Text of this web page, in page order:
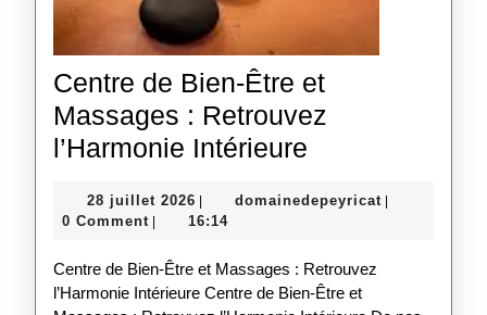
Centre de Bien-Être et
Massages : Retrouvez
l’Harmonie Intérieure
Bien-
et
28 juillet 2026 28
juillet
| domainedepeyricat |
0 Comment | 16:14
Centre de Bien-Être et Massages : Retrouvez
l’Harmonie Intérieure Centre de Bien-Être et